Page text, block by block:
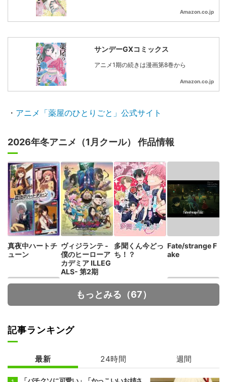
Amazon.co.jp
サンデーGXコミックス
アニメ1期の続きは漫画第8巻から
Amazon.co.jp
・ アニメ「薬屋のひとりごと」公式サイト
2026年冬アニメ（1月クール） 作品情報
真夜中ハートチ
ューン
ヴィジランテ -
僕のヒーローア
カデミア ILLEG
ALS- 第2期
多聞くん今どっ
ち！？
Fate/strange F
ake
人外教室の人間
嫌い教師
呪術廻戦 死滅回
游 前編
もっとみる（67）
記事ランキング
最新 24時間 週間